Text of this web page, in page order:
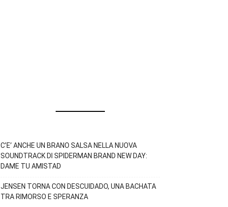
C’E’ ANCHE UN BRANO SALSA NELLA NUOVA
SOUNDTRACK DI SPIDERMAN BRAND NEW DAY:
DAME TU AMISTAD
JENSEN TORNA CON DESCUIDADO, UNA BACHATA
TRA RIMORSO E SPERANZA